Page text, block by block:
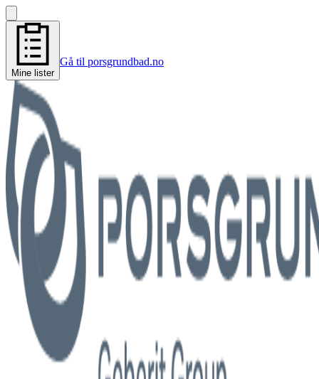
Mine lister
Gå til porsgrundbad.no